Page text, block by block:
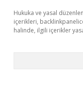
Hukuka ve yasal
içerikleri,
halinde, ilgili içerikler